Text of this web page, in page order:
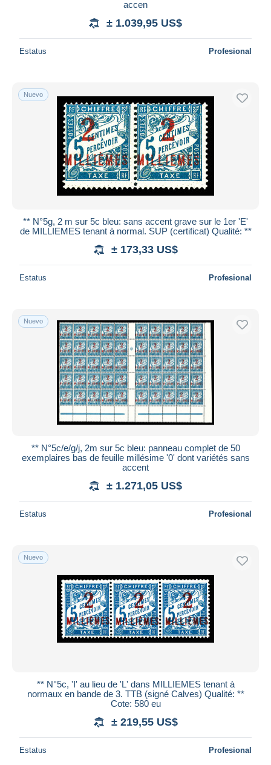
accen
± 1.039,95 US$
Estatus Profesional
Nuevo
** N°5g, 2 m sur 5c bleu: sans accent grave sur le 1er 'E'
de MILLIEMES tenant à normal. SUP (certificat) Qualité: **
± 173,33 US$
Estatus Profesional
Nuevo
** N°5c/e/g/j, 2m sur 5c bleu: panneau complet de 50
exemplaires bas de feuille millésime '0' dont variétés sans
accent
± 1.271,05 US$
Estatus Profesional
Nuevo
** N°5c, 'I' au lieu de 'L' dans MILLIEMES tenant à
normaux en bande de 3. TTB (signé Calves) Qualité: **
Cote: 580 eu
± 219,55 US$
Estatus Profesional